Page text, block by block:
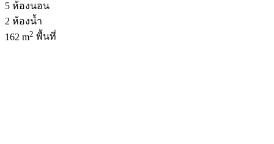
5 ห้องนอน
2 ห้องน้ำ
162 m2 พื้นที่